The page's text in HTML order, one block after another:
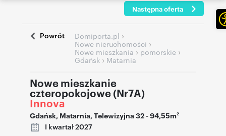
Następna oferta
Powrót Domiporta.pl ›
Nowe nieruchomości ›
Nowe mieszkania › pomorskie ›
Gdańsk › Matarnia
Nowe mieszkanie
czteropokojowe (Nr7A)
Innova
Gdańsk, Matarnia,Telewizyjna 32- 94,55m2
I kwartał 2027